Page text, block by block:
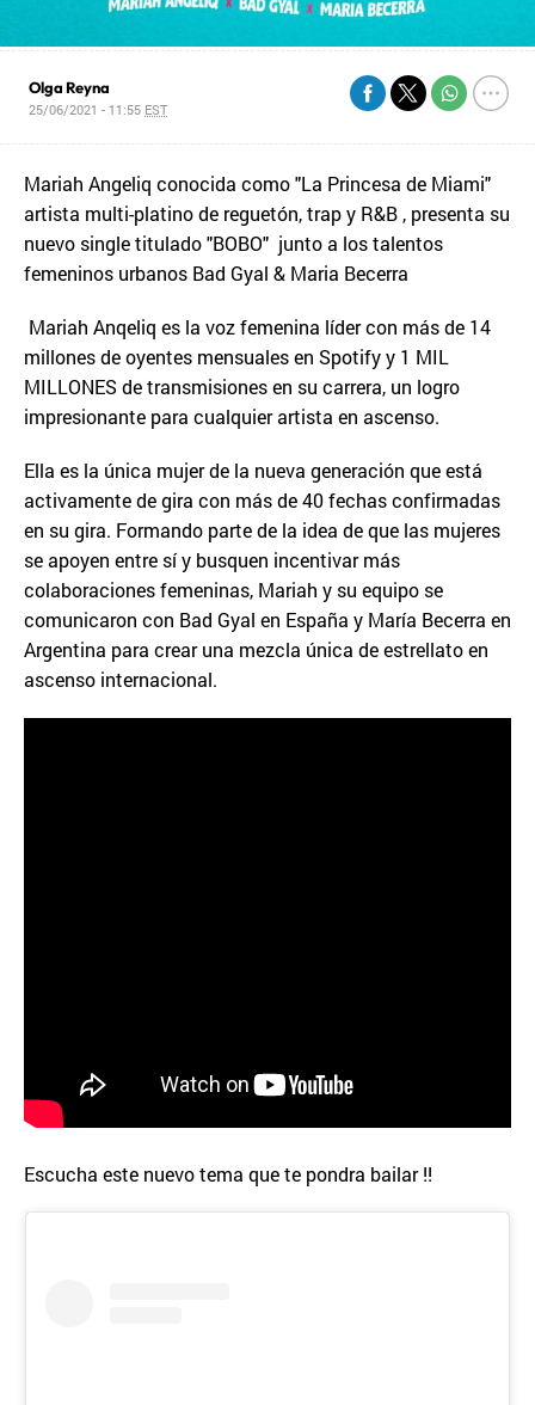
Olga Reyna
25/06/2021 - 11:55 EST
Mariah Angeliq conocida como "La Princesa de Miami"
artista multi-platino de reguetón, trap y R&B , presenta su
nuevo single titulado "BOBO" junto a los talentos
femeninos urbanos Bad Gyal & Maria Becerra
Mariah Anqeliq es la voz femenina líder con más de 14
millones de oyentes mensuales en Spotify y 1 MIL
MILLONES de transmisiones en su carrera, un logro
impresionante para cualquier artista en ascenso.
Ella es la única mujer de la nueva generación que está
activamente de gira con más de 40 fechas confirmadas
en su gira. Formando parte de la idea de que las mujeres
se apoyen entre sí y busquen incentivar más
colaboraciones femeninas, Mariah y su equipo se
comunicaron con Bad Gyal en España y María Becerra en
Argentina para crear una mezcla única de estrellato en
ascenso internacional.
Escucha este nuevo tema que te pondra bailar !!